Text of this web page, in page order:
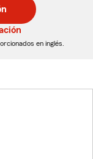
en inglés.